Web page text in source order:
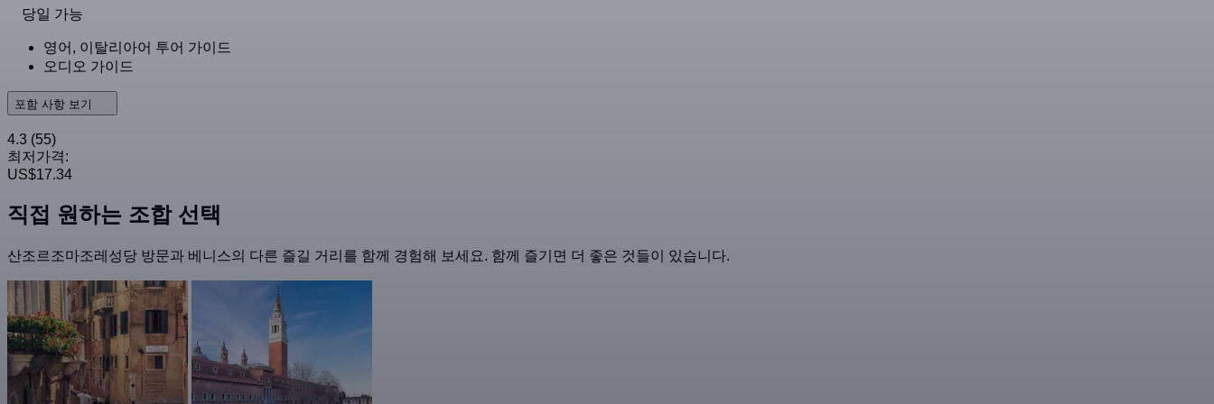
당일 가능
영어, 이탈리아어 투어 가이드
오디오 가이드
포함 사항 보기
4.3 (55)
최저가격:
US$17.34
직접 원하는 조합 선택
산조르조마조레성당 방문과 베니스의 다른 즐길 거리를 함께 경험해 보세요. 함께 즐기면 더 좋은 것들이 있습니다.